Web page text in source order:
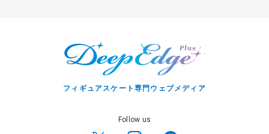
フィギュアスケート専門ウェブメディア
Follow us